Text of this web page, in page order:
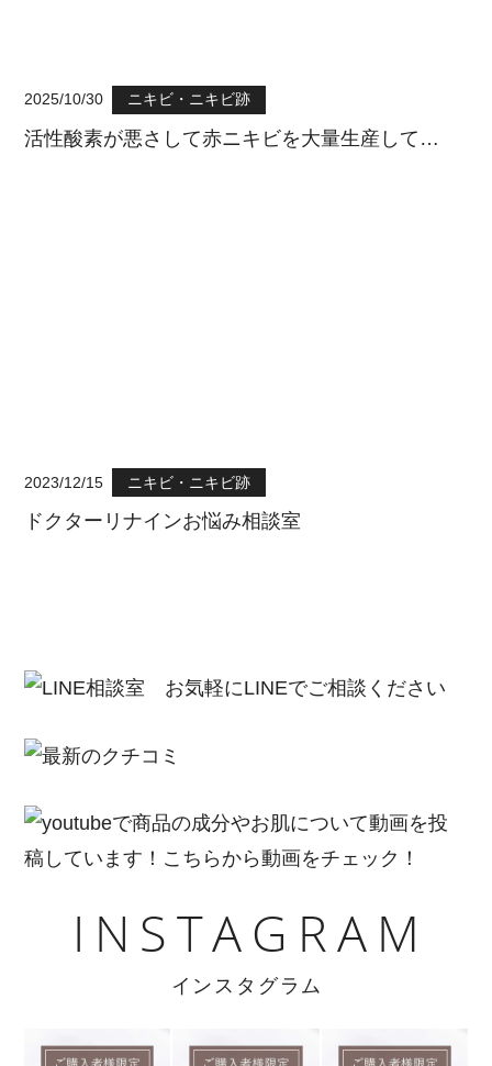
2025/10/30 ニキビ・ニキビ跡
活性酸素が悪さして赤ニキビを大量生産して…
2023/12/15 ニキビ・ニキビ跡
ドクターリナインお悩み相談室
INSTAGRAM
インスタグラム